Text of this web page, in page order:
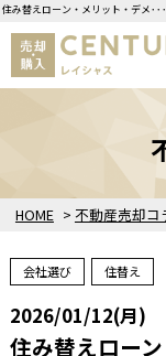
HOME > 不動産売却コ
会社選び 住替え
2026/01/12(月)
住み替えロー